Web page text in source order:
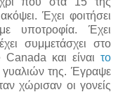
Έχει φοιτήσει
υποτροφία. Έχει
έχει συμμετάσχει στο
και είναι το
γυαλιών της. Έγραψε
χώρισαν οι γονείς